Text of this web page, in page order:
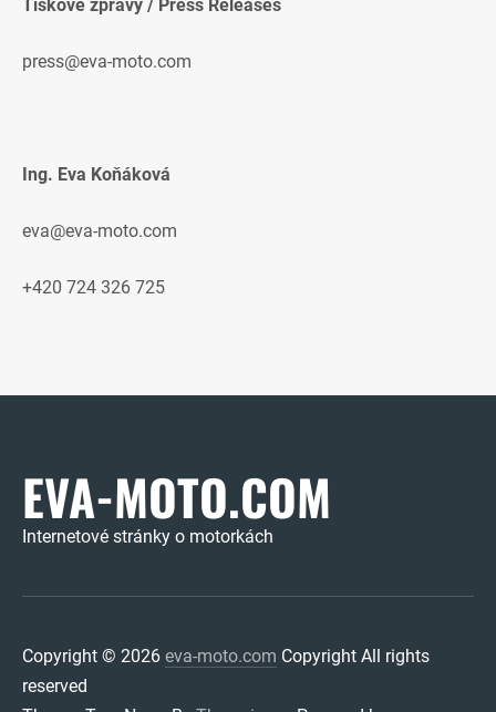
Tiskové zprávy / Press Releases
press@eva-moto.com
Ing. Eva Koňáková
eva@eva-moto.com
+420 724 326 725
EVA-MOTO.COM
Internetové stránky o motorkách
Copyright © 2026 eva-moto.com Copyright All rights
reserved